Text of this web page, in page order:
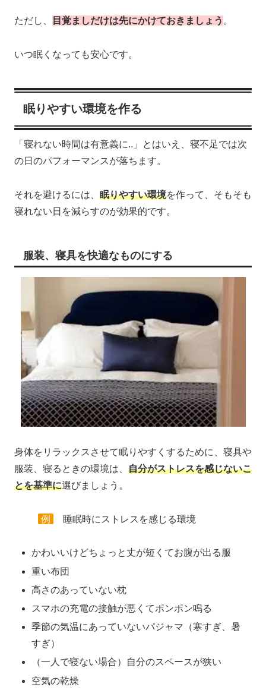
ただし、 目覚ましだけは先にかけておきましょう 。
いつ眠くなっても安心です。
眠りやすい環境を作る
「寝れない時間は有意義に..」とはいえ、寝不足では次
の日のパフォーマンスが落ちます。
それを避けるには、 眠りやすい環境を作って、そもそも
寝れない日を減らすのが効果的です。
服装、寝具を快適なものにする
身体をリラックスさせて眠りやすくするために、寝具や
服装、寝るときの環境は、 自分がストレスを感じないこ
とを基準に選びましょう。
例 睡眠時にストレスを感じる環境
かわいいけどちょっと丈が短くてお腹が出る服
重い布団
高さのあっていない枕
スマホの充電の接触が悪くてポンポン鳴る
季節の気温にあっていないパジャマ（寒すぎ、暑
すぎ）
（一人で寝ない場合）自分のスペースが狭い
空気の乾燥